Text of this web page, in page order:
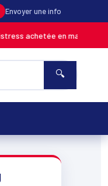
Envoyer une info
en magasin MARTINIQUE
🔍